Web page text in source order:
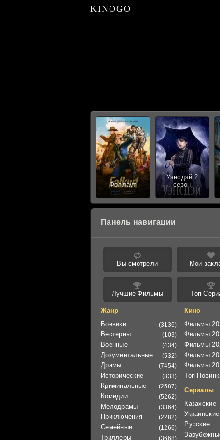
KINOGO
Фоллаут
Уэнсдэй 2
сезон
Панель навигации
Вы смотрели Мои
Лучшие Фильмы Топ
Жанр
Боевики
(3136)
Вестерны (103)
Военные (434)
Документальные (532)
Драмы (7454)
Исторические (833)
Криминальные (2587)
Комедии (5262)
Мелодрамы (3364)
Приключения (2282)
Семейные (1266)
Триллеры (3668)
Кино
Фильмы
Фильмы
Фильмы
Фильмы
Фильмы
Топ
Сериалы
Казахские
Украинские
Русские